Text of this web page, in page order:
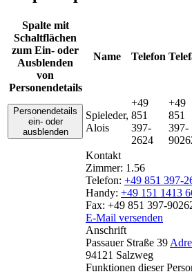
Spalte mit
Schaltflächen
zum Ein- oder
Ausblenden
von
Personendetails
Name Telefon
Personendetails
ein- oder
ausblenden
Spieleder,
Alois
+49
851
397-
2624
+49
851
397-
Kontakt
Zimmer: 1.56
Telefon: +49 851 397-
Handy: +49 151 1413
Fax: +49 851 397-
E-Mail versenden
Anschrift
Passauer Straße 39
94121 Salzweg
Funktionen dieser